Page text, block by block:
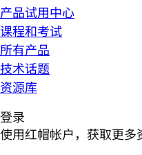
产品试用中心
课程和考试
所有产品
技术话题
资源库
登录
使用红帽帐户，获取更多